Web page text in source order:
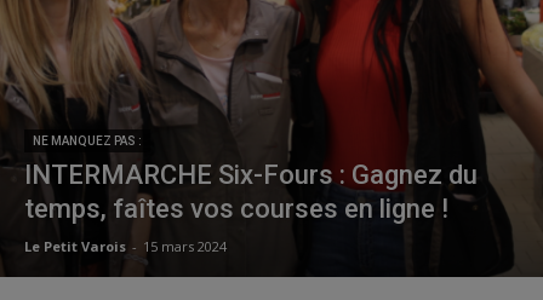
NE MANQUEZ PAS :
INTERMARCHE Six-Fours : Gagnez du
temps, faîtes vos courses en ligne !
Le Petit Varois - 15 mars 2024